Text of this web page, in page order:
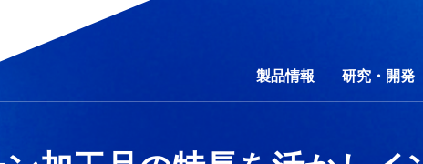
製品情報 研究・開発